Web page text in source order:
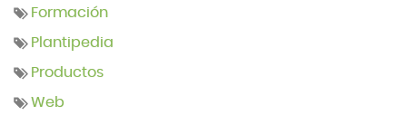
Formación
Plantipedia
Productos
Web